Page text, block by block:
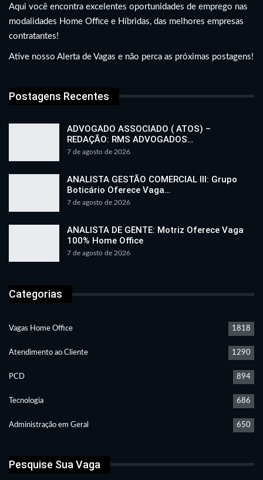
Aqui você encontra excelentes oportunidades de emprego nas
modalidades Home Office e Híbridas, das melhores empresas
contratantes!
Ative nosso Alerta de Vagas e não perca as próximas postagens!
Postagens Recentes
ADVOGADO ASSOCIADO ( ATOS) –
REDAÇÃO: RMS ADVOGADOS…
7 de agosto de 2026
ANALISTA GESTÃO COMERCIAL III: Grupo
Boticário Oferece Vaga…
7 de agosto de 2026
ANALISTA DE GENTE: Motriz Oferece Vaga
100% Home Office
7 de agosto de 2026
Categorias
Vagas Home Office 1818
Atendimento ao Cliente 1290
PCD 894
Tecnologia 686
Administração em Geral 650
Pesquise Sua Vaga